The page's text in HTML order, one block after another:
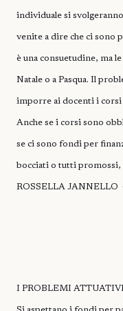
individuale si
venite a dire che ci sono
è una consuetudine, ma
Natale o a Pasqua. Il
imporre ai docenti i corsi
Anche se i corsi sono
se ci sono fondi per
bocciati o tutti promossi,
ROSSELLA JANNELLO
I PROBLEMI